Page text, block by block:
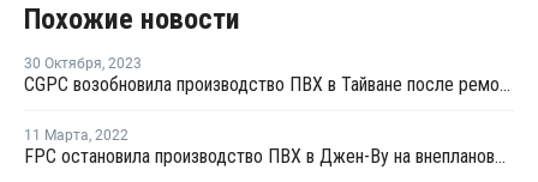
Похожие новости
30 Октября, 2023
CGPC возобновила производство ПВХ в Тайване после ремонта
11 Марта, 2022
FPC остановила производство ПВХ в Джен-Ву на внеплановый ремонт